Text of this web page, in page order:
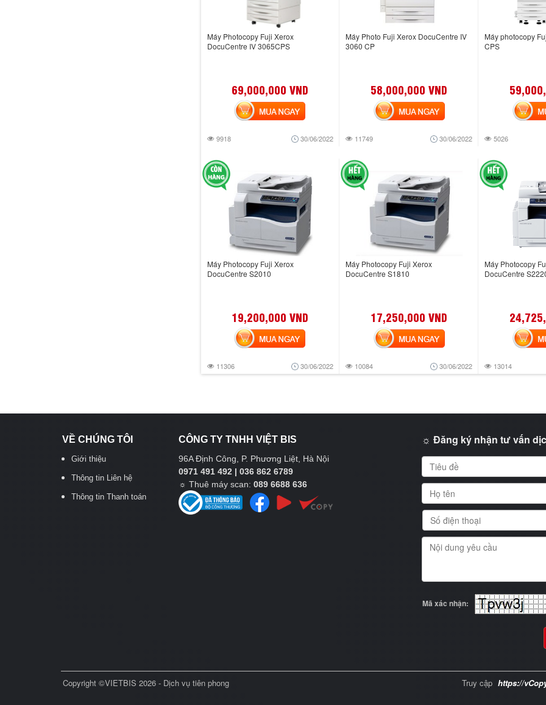
Máy Photocopy Fuji Xerox
DocuCentre IV 3065CPS
69,000,000 VND
9918 30/06/2022
MUA NGAY
Máy Photo Fuji Xerox DocuCentre IV
3060 CP
58,000,000 VND
11749 30/06/2022
MUA NGAY
Máy photocopy
CPS
5026
Máy Photocopy Fuji Xerox
DocuCentre S2010
19,200,000 VND
11306 30/06/2022
MUA NGAY
Máy Photocopy Fuji Xerox
DocuCentre S1810
17,250,000 VND
10084 30/06/2022
MUA NGAY
Máy Photocopy
DocuCentre
13014
VỀ CHÚNG TÔI
Giới thiệu
Thông tin Liên hệ
Thông tin Thanh toán
CÔNG TY TNHH VIỆT BIS
96A Định Công, P. Phương Liệt, Hà Nội
0971 491 492 | 036 862 6789
☼Thuê máy scan:089 6688 636
☼ Đăng ký nhận tư vấn
Mã xác nhận:
Copyright ©VIETBIS 2026 - Dịch vụ tiên phong Truy cập https://